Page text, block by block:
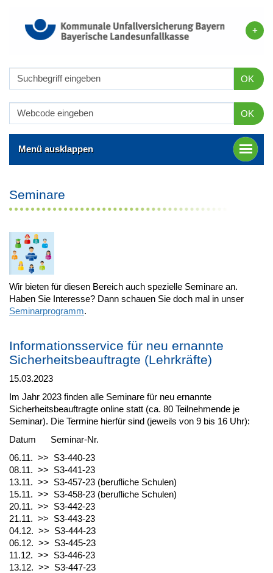
OK
OK
Menü ausklappen
Seminare
Wir bieten für diesen Bereich auch spezielle Seminare an.
Haben Sie Interesse? Dann schauen Sie doch mal in unser
Seminarprogramm.
Informationsservice für neu ernannte
Sicherheitsbeauftragte (Lehrkräfte)
15.03.2023
Im Jahr 2023 finden alle Seminare für neu ernannte
Sicherheitsbeauftragte online statt (ca. 80 Teilnehmende je
Seminar). Die Termine hierfür sind (jeweils von 9 bis 16 Uhr):
Datum Seminar-Nr.
06.11. >> S3-440-23
08.11. >> S3-441-23
13.11. >> S3-457-23 (berufliche Schulen)
15.11. >> S3-458-23 (berufliche Schulen)
20.11. >> S3-442-23
21.11. >> S3-443-23
04.12. >> S3-444-23
06.12. >> S3-445-23
11.12. >> S3-446-23
13.12. >> S3-447-23